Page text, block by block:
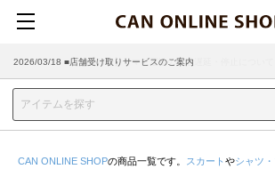
2026/03/18 ■店舗受け取りサービスのご案内
CAN ONLINE SHOPの商品一覧です。 スカート やシャツ